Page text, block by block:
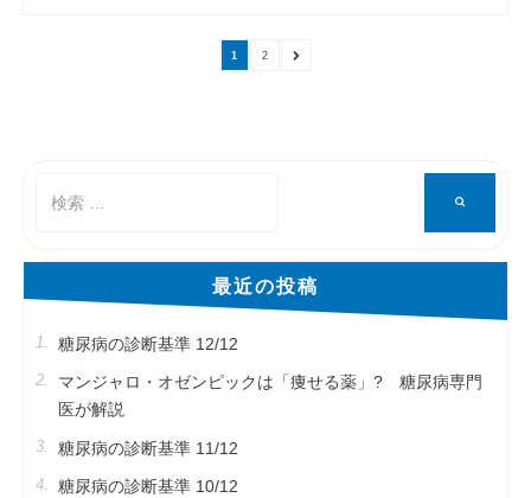
ペ
ー
1
ペ
2
次
象:
最近の投稿
糖尿病の診断基準 12/12
マンジャロ・オゼンピックは「痩せる薬」? 糖尿病専門
医が解説
糖尿病の診断基準 11/12
糖尿病の診断基準 10/12